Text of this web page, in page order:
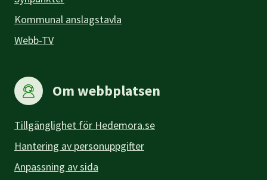
Kommunal anslagstavla
Webb-TV
Om webbplatsen
Tillgänglighet för Hedemora.se
Hantering av personuppgifter
Anpassning av sida